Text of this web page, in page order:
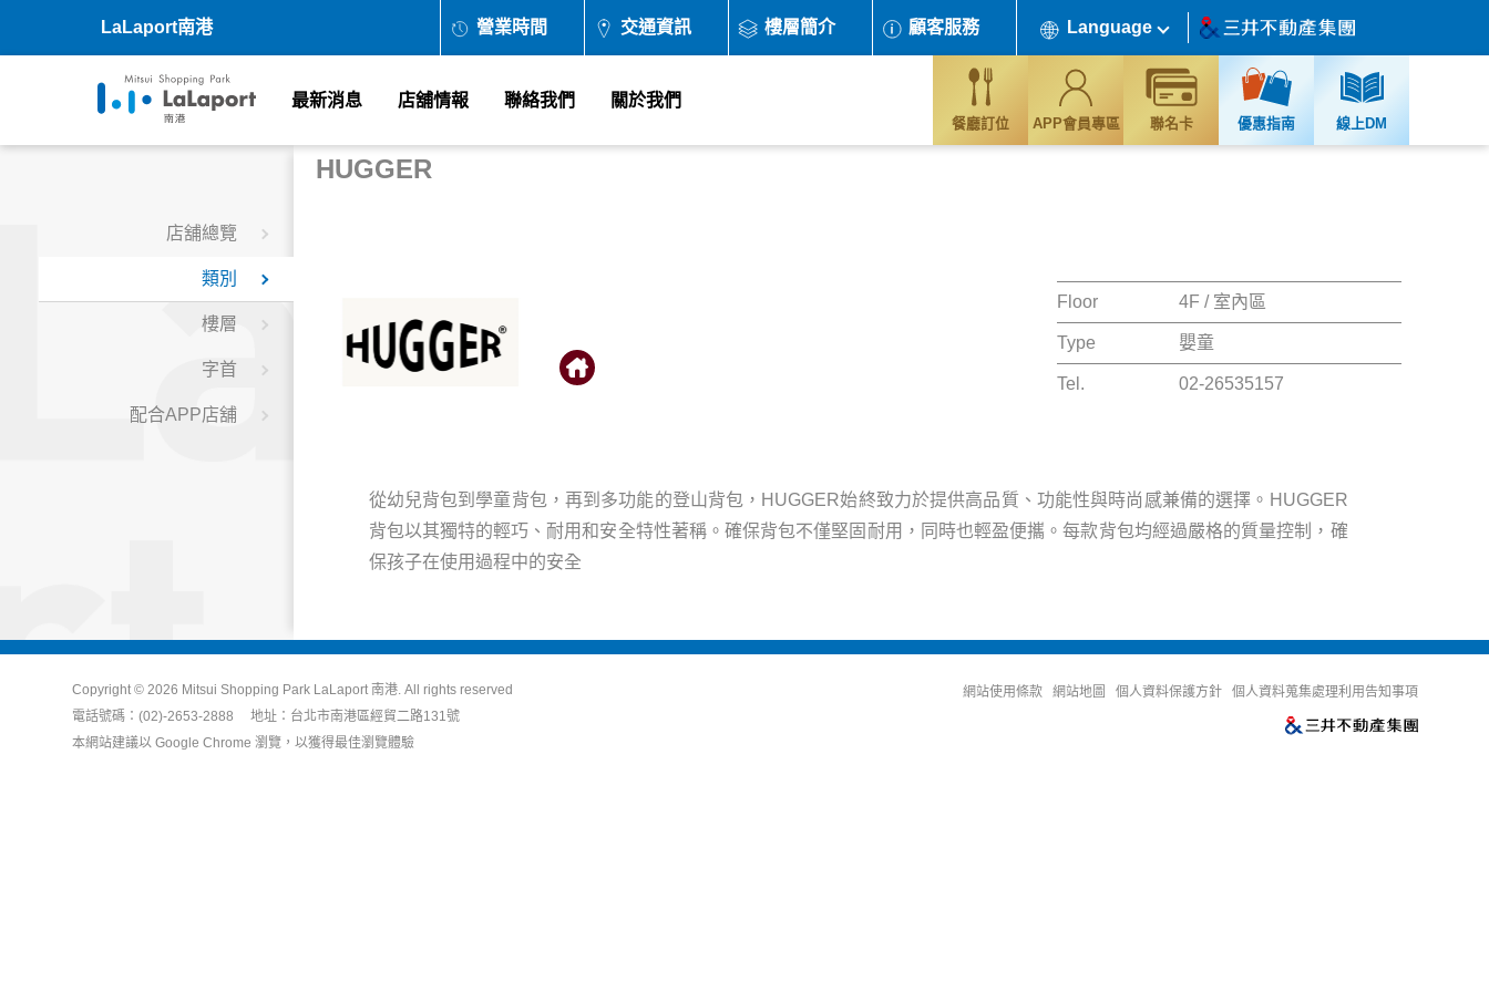
LaLaport南港 營業時間 交通資訊 樓層簡介 顧客服務 Language
最新消息 店舖情報 聯絡我們 關於我們
餐廳訂位 APP會員專區 聯名卡 優惠指南 線上DM
店舖總覽
類別
樓層
字首
配合APP店舖
HUGGER
從幼兒背包到學童背包，再到多功能的登山背包，HUGGER始終致力於提供高品質、功能性與時尚感兼備的選擇。HUGGER
背包以其獨特的輕巧、耐用和安全特性著稱。確保背包不僅堅固耐用，同時也輕盈便攜。每款背包均經過嚴格的質量控制，確
保孩子在使用過程中的安全
Floor 4F / 室內區
Type 嬰童
Tel. 02-26535157
Copyright © 2026 Mitsui Shopping Park LaLaport 南港. All rights reserved
電話號碼：(02)-2653-2888 地址：台北市南港區經貿二路131號
本網站建議以 Google Chrome 瀏覽，以獲得最佳瀏覽體驗
網站使用條款 網站地圖 個人資料保護方針 個人資料蒐集處理利用告知事項